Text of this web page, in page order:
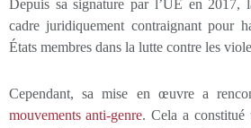
Depuis sa signature par l’UE en 2017,
cadre juridiquement contraignant pour
États membres dans la lutte contre les
Cependant, sa mise en œuvre a
mouvements anti-genre. Cela a constitué